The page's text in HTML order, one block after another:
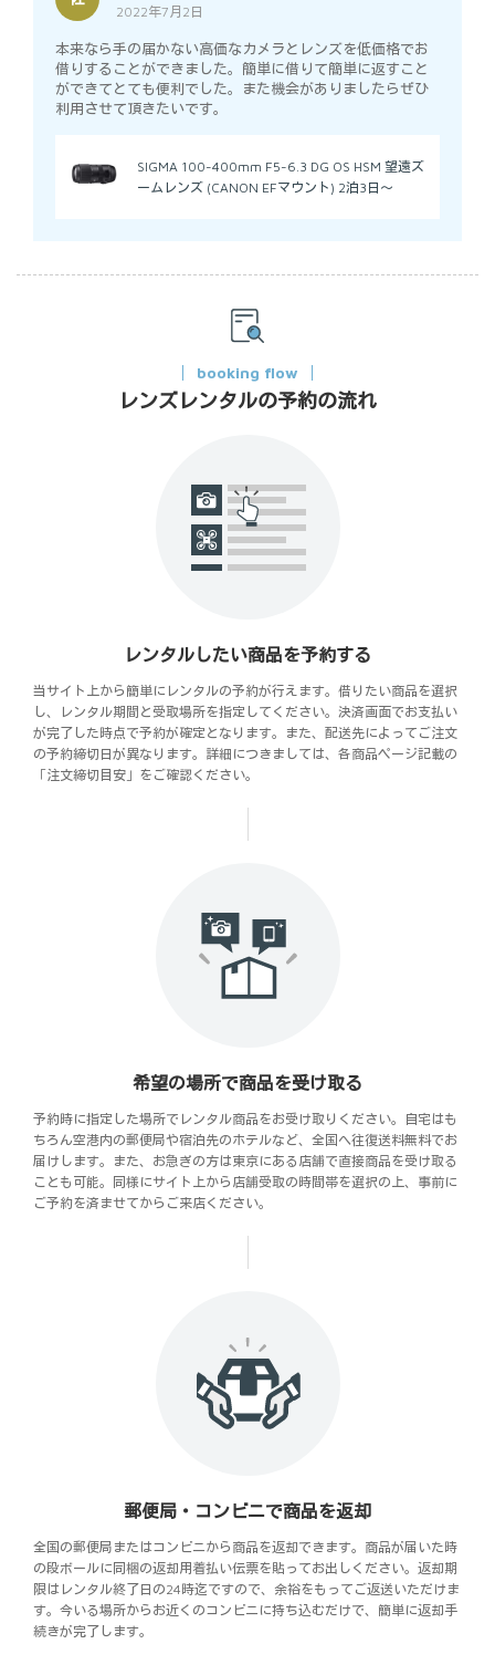
2022年7月2日
本来なら手の届かない高価なカメラとレンズを低価格でお
借りすることができました。簡単に借りて簡単に返すこと
ができてとても便利でした。また機会がありましたらぜひ
利用させて頂きたいです。
SIGMA 100-400mm F5-6.3 DG OS HSM 望遠ズ
ームレンズ (CANON EFマウント) 2泊3日～
booking flow
レンズレンタルの予約の流れ
レンタルしたい商品を予約する
当サイト上から簡単にレンタルの予約が行えます。借りたい商品を選択
し、レンタル期間と受取場所を指定してください。決済画面でお支払い
が完了した時点で予約が確定となります。また、配送先によってご注文
の予約締切日が異なります。詳細につきましては、各商品ページ記載の
「注文締切目安」をご確認ください。
希望の場所で商品を受け取る
予約時に指定した場所でレンタル商品をお受け取りください。自宅はも
ちろん空港内の郵便局や宿泊先のホテルなど、全国へ往復送料無料でお
届けします。また、お急ぎの方は東京にある店舗で直接商品を受け取る
ことも可能。同様にサイト上から店舗受取の時間帯を選択の上、事前に
ご予約を済ませてからご来店ください。
郵便局・コンビニで商品を返却
全国の郵便局またはコンビニから商品を返却できます。商品が届いた時
の段ボールに同梱の返却用着払い伝票を貼ってお出しください。返却期
限はレンタル終了日の24時迄ですので、余裕をもってご返送いただけま
す。今いる場所からお近くのコンビニに持ち込むだけで、簡単に返却手
続きが完了します。